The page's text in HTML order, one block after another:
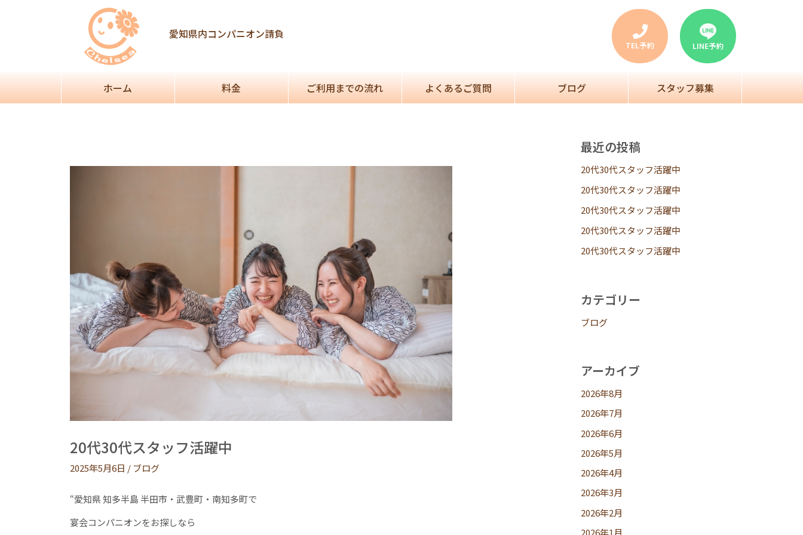
愛知県内コンパニオン請負
TEL予約 LINE予約
ホーム 料金 ご利用までの流れ よくあるご質問 ブログ スタッフ募集
20代30代スタッフ活躍中
2025年5月6日 / ブログ
“愛知県 知多半島 半田市・武豊町・南知多町で
宴会コンパニオンをお探しなら
最近の投稿
20代30代スタッフ活躍中
20代30代スタッフ活躍中
20代30代スタッフ活躍中
20代30代スタッフ活躍中
20代30代スタッフ活躍中
カテゴリー
ブログ
アーカイブ
2026年8月
2026年7月
2026年6月
2026年5月
2026年4月
2026年3月
2026年2月
2026年1月